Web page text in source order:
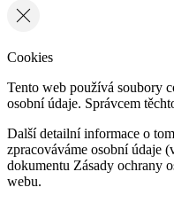
Cookies
Tento web používá soubory
osobní údaje. Správcem
Další detailní informace o
zpracováváme osobní údaje
dokumentu Zásady ochrany
webu.